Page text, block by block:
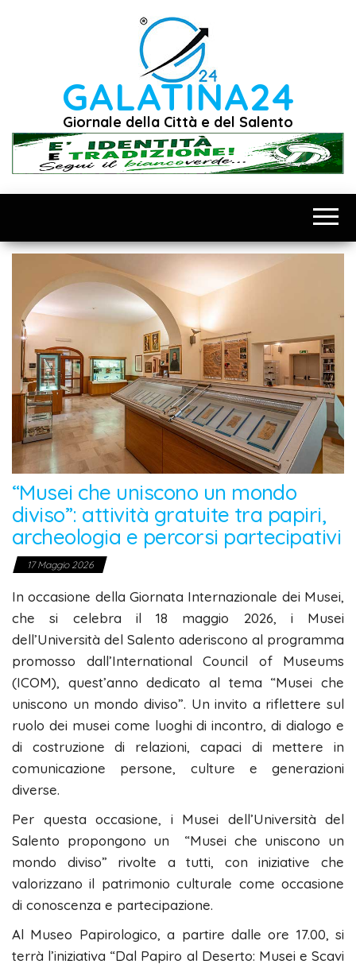
GALATINA24
Giornale della Città e del Salento
“Musei che uniscono un mondo
diviso”: attività gratuite tra papiri,
archeologia e percorsi partecipativi
17 Maggio 2026
In occasione della Giornata Internazionale dei Musei,
che si celebra il 18 maggio 2026, i Musei
dell’Università del Salento aderiscono al programma
promosso dall’International Council of Museums
(ICOM), quest’anno dedicato al tema “Musei che
uniscono un mondo diviso”. Un invito a riflettere sul
ruolo dei musei come luoghi di incontro, di dialogo e
di costruzione di relazioni, capaci di mettere in
comunicazione persone, culture e generazioni
diverse.
Per questa occasione, i Musei dell’Università del
Salento propongono un “Musei che uniscono un
mondo diviso” rivolte a tutti, con iniziative che
valorizzano il patrimonio culturale come occasione
di conoscenza e partecipazione.
Al Museo Papirologico, a partire dalle ore 17.00, si
terrà l’iniziativa “Dal Papiro al Deserto: Musei e Scavi